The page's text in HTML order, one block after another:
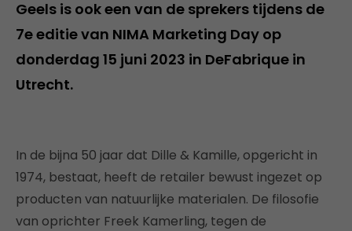
Geels is ook een van de sprekers tijdens de
7e editie van NIMA Marketing Day op
donderdag 15 juni 2023 in DeFabrique in
Utrecht.
In de bijna 50 jaar dat Dille & Kamille, opgericht in
1974, bestaat, heeft de retailer bewust ingezet op
producten van natuurlijke materialen. De filosofie
van oprichter Freek Kamerling, tegen de